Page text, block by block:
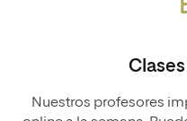
Nuestros profesores